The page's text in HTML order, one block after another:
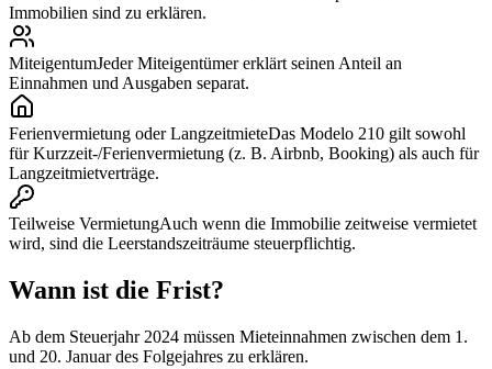
Immobilien sind zu erklären.
MiteigentumJeder Miteigentümer erklärt seinen Anteil an
Einnahmen und Ausgaben separat.
Ferienvermietung oder LangzeitmieteDas Modelo 210 gilt sowohl
für Kurzzeit-/Ferienvermietung (z. B. Airbnb, Booking) als auch für
Langzeitmietverträge.
Teilweise VermietungAuch wenn die Immobilie zeitweise vermietet
wird, sind die Leerstandszeiträume steuerpflichtig.
Wann ist die Frist?
Ab dem Steuerjahr 2024 müssen Mieteinnahmen zwischen dem 1.
und 20. Januar des Folgejahres zu erklären.